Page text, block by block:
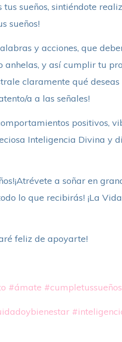
sueños, sintiéndote
sueños!
y acciones, que
y así cumplir tu
claramente qué
a a las señales!
positivos,
Inteligencia Divina y
a soñar en
lo que recibirás! ¡La
feliz de apoyarte!
#ámate #cumpletussueños